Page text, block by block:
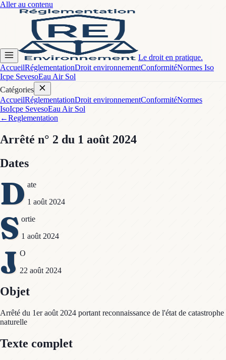
Aller au contenu
Le droit en pratique.
AccueilRéglementationDroit environnementConformitéNormes Iso
Icpe SevesoEau Air Sol
Catégories
AccueilRéglementationDroit environnementConformitéNormes
IsoIcpe SevesoEau Air Sol
←Reglementation
Arrêté n° 2 du 1 août 2024
Dates
D ate
1 août 2024
S ortie
1 août 2024
J O
22 août 2024
Objet
Arrêté du 1er août 2024 portant reconnaissance de l'état de catastrophe
naturelle
Texte complet